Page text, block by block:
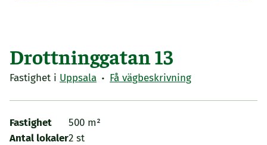
Drottninggatan 13
Fastighet i Uppsala · Få vägbeskrivning
Fastighet
Antal lokaler
500 m²
2 st